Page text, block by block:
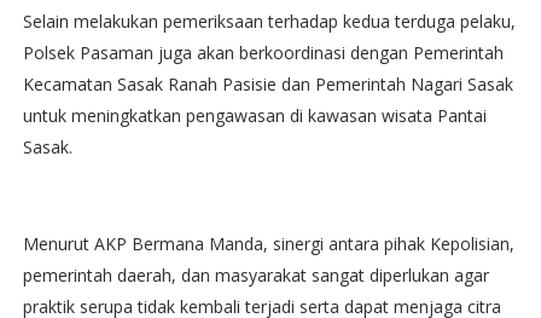
Selain melakukan pemeriksaan terhadap kedua terduga pelaku,
Polsek Pasaman juga akan berkoordinasi dengan Pemerintah
Kecamatan Sasak Ranah Pasisie dan Pemerintah Nagari Sasak
untuk meningkatkan pengawasan di kawasan wisata Pantai
Sasak.
Menurut AKP Bermana Manda, sinergi antara pihak Kepolisian,
pemerintah daerah, dan masyarakat sangat diperlukan agar
praktik serupa tidak kembali terjadi serta dapat menjaga citra